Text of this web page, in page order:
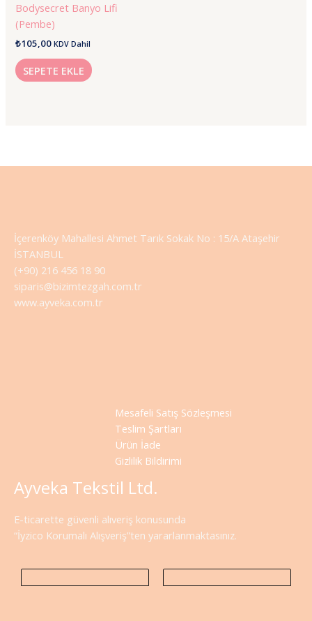
Bodysecret Banyo Lifi
(Pembe)
₺105,00 KDV Dahil
SEPETE EKLE
İçerenköy Mahallesi Ahmet Tarık Sokak No : 15/A Ataşehir
İSTANBUL
(+90) 216 456 18 90
siparis@bizimtezgah.com.tr
www.ayveka.com.tr
Mesafeli Satış Sözleşmesi
Teslim Şartları
Ürün İade
Gizlilik Bildirimi
Ayveka Tekstil Ltd.
E-ticarette güvenli alıveriş konusunda
“İyzico Korumalı Alışveriş”ten yararlanmaktasınız.